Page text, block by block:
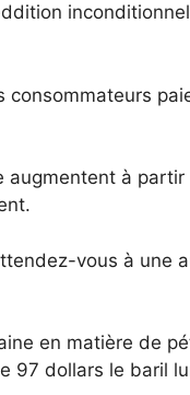
augmentent à
vous à une
en matière de
97 dollars le baril